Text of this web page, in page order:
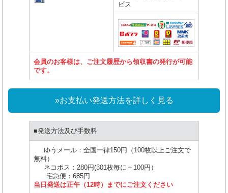
ビス
会員のお客様は、ご注文履歴から領収書の発行が可能
です。
»お支払い発送方法を詳しく見る
■発送方法及び手数料
ゆうメール：全国一律150円（100枚以上ご注文で
無料）
ネコポス：280円(301枚毎に＋100円）
宅急便：685円
当日発送は正午（12時）までにご注文ください